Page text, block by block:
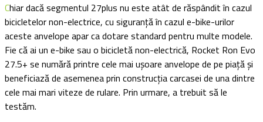
Chiar dacă segmentul 27plus nu este atât de răspândit în cazul
bicicletelor non-electrice, cu siguranță în cazul e-bike-urilor
aceste anvelope apar ca dotare standard pentru multe modele.
Fie că ai un e-bike sau o bicicletă non-electrică, Rocket Ron Evo
27.5+ se numără printre cele mai ușoare anvelope de pe piață și
beneficiază de asemenea prin construcția carcasei de una dintre
cele mai mari viteze de rulare. Prin urmare, a trebuit să le
testăm.